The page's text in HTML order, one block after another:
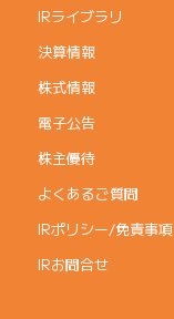
IRライブラリ
決算情報
株式情報
電子公告
株主優待
よくあるご質問
IRポリシー/免責事項
IRお問合せ